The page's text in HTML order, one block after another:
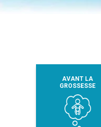
AVANT LA
GROSSESSE